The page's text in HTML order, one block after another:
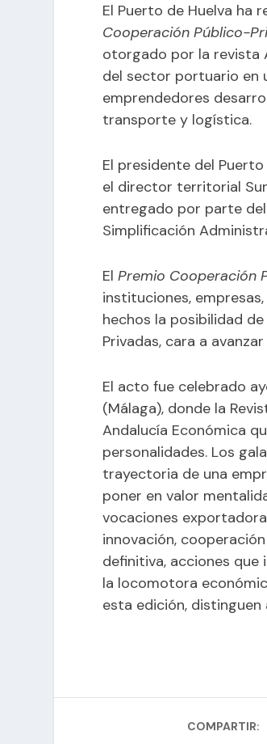
El Puerto de Huelva ha
Cooperación Público-
otorgado por la revista
del sector portuario en
emprendedores
transporte y logística.
El presidente del Puerto
el director territorial Sur
entregado por parte
Simplificación
ElPremio Cooperación
instituciones,
hechos la posibilidad
Privadas, cara a
El acto fue celebrado
(Málaga), donde la
Andalucía Económica
personalidades. Los
trayectoria de una
poner en valor
vocaciones
innovación,
definitiva, acciones que
la locomotora
esta edición,
COMPARTIR: